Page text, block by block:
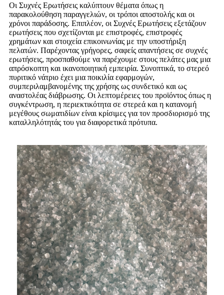
Οι Συχνές Ερωτήσεις καλύπτουν θέματα όπως η
παρακολούθηση παραγγελιών, οι τρόποι αποστολής και οι
χρόνοι παράδοσης. Επιπλέον, οι Συχνές Ερωτήσεις εξετάζουν
ερωτήσεις που σχετίζονται με επιστροφές, επιστροφές
χρημάτων και στοιχεία επικοινωνίας με την υποστήριξη
πελατών. Παρέχοντας γρήγορες, σαφείς απαντήσεις σε συχνές
ερωτήσεις, προσπαθούμε να παρέχουμε στους πελάτες μας μια
απρόσκοπτη και ικανοποιητική εμπειρία. Συνοπτικά, το στερεό
πυριτικό νάτριο έχει μια ποικιλία εφαρμογών,
συμπεριλαμβανομένης της χρήσης ως συνδετικό και ως
αναστολέας διάβρωσης. Οι λεπτομέρειες του προϊόντος όπως η
συγκέντρωση, η περιεκτικότητα σε στερεά και η κατανομή
μεγέθους σωματιδίων είναι κρίσιμες για τον προσδιορισμό της
καταλληλότητάς του για διαφορετικά πρότυπα.